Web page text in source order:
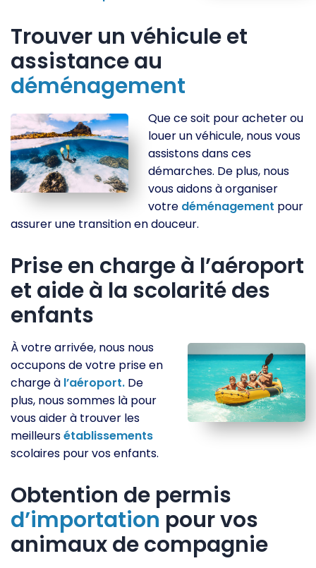
Trouver un véhicule et
assistance au
déménagement
Que ce soit pour acheter ou
louer un véhicule, nous vous
assistons dans ces
démarches. De plus, nous
vous aidons à organiser
votre déménagement pour
assurer une transition en douceur.
Prise en charge à l’aéroport
et aide à la scolarité des
enfants
À votre arrivée, nous nous
occupons de votre prise en
charge à l’aéroport. De
plus, nous sommes là pour
vous aider à trouver les
meilleursétablissements
scolaires pour vos enfants.
Obtention de permis
d’importation pour vos
animaux de compagnie